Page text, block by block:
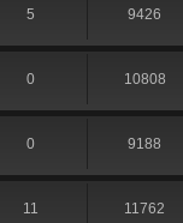
5 9426
0 10808
0 9188
11 11762